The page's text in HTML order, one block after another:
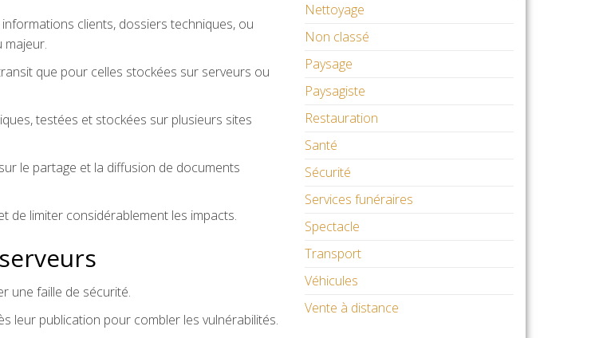
clients, dossiers techniques, ou
majeur.
que pour celles stockées sur serveurs ou
testées et stockées sur plusieurs sites
le partage et la diffusion de documents
de limiter considérablement les impacts.
une faille de sécurité.
leur publication pour combler les vulnérabilités.
Nettoyage
Non classé
Paysage
Paysagiste
Restauration
Santé
Sécurité
Services funéraires
Spectacle
Transport
Véhicules
Vente à distance